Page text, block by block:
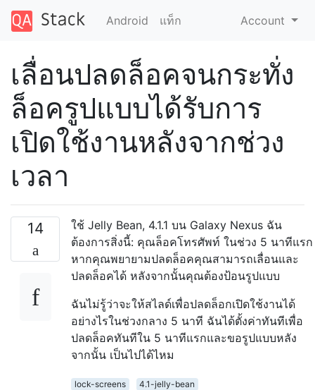
Android แท็ก Account
เลื่อนปลดล็อคจนกระทั่ง
ล็อครูปแบบได้รับการ
เปิดใช้งานหลังจากช่วง
เวลา
14
ใช้ Jelly Bean, 4.1.1 บน Galaxy Nexus ฉัน
ต้องการสิ่งนี้: คุณล็อคโทรศัพท์ ในช่วง 5 นาทีแรก
หากคุณพยายามปลดล็อคคุณสามารถเลื่อนและ
ปลดล็อคได้ หลังจากนั้นคุณต้องป้อนรูปแบบ
ฉันไม่รู้ว่าจะให้สไลด์เพื่อปลดล็อกเปิดใช้งานได้
อย่างไรในช่วงกลาง 5 นาที ฉันได้ตั้งค่าทันทีเพื่อ
ปลดล็อคทันทีใน 5 นาทีแรกและขอรูปแบบหลัง
จากนั้น เป็นไปได้ไหม
lock-screens
4.1-jelly-bean